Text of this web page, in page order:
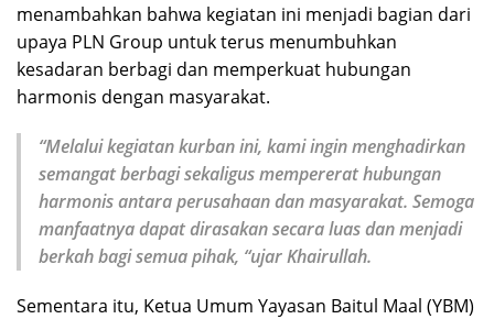
menambahkan bahwa kegiatan ini menjadi bagian dari
upaya PLN Group untuk terus menumbuhkan
kesadaran berbagi dan memperkuat hubungan
harmonis dengan masyarakat.
“Melalui kegiatan kurban ini, kami ingin menghadirkan
semangat berbagi sekaligus mempererat hubungan
harmonis antara perusahaan dan masyarakat. Semoga
manfaatnya dapat dirasakan secara luas dan menjadi
berkah bagi semua pihak, “ujar Khairullah.
Sementara itu, Ketua Umum Yayasan Baitul Maal (YBM)